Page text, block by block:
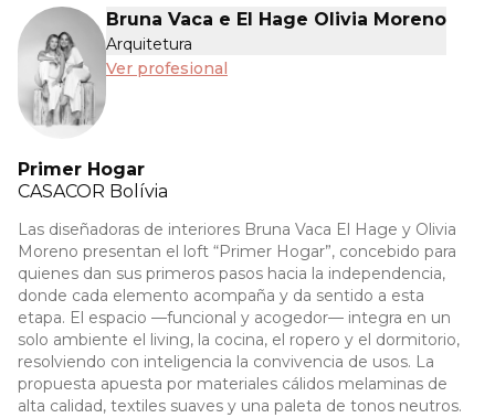
Bruna Vaca e El Hage Olivia Moreno
Arquitetura
Ver profesional
Primer Hogar
CASACOR Bolívia
Las diseñadoras de interiores Bruna Vaca El Hage y Olivia
Moreno presentan el loft “Primer Hogar”, concebido para
quienes dan sus primeros pasos hacia la independencia,
donde cada elemento acompaña y da sentido a esta
etapa. El espacio —funcional y acogedor— integra en un
solo ambiente el living, la cocina, el ropero y el dormitorio,
resolviendo con inteligencia la convivencia de usos. La
propuesta apuesta por materiales cálidos melaminas de
alta calidad, textiles suaves y una paleta de tonos neutros.